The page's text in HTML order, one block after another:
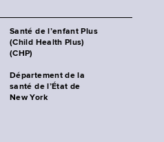
Santé de l’enfant Plus
(Child Health Plus)
(CHP)
Département de la
santé de l’État de
New York